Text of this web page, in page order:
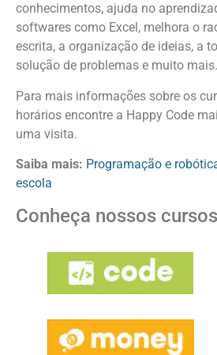
conhecimentos, ajuda no
softwares como Excel, melhora o
escrita, a organização de ideias, a
solução de problemas e muito mais.
Para mais informações sobre os
horários encontre a Happy Code
uma visita.
Saiba mais: Programação e
escola
Conheça nossos